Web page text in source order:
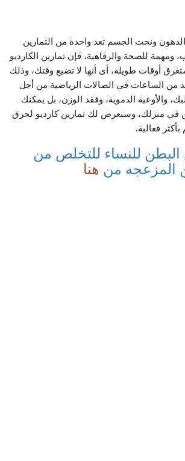
ونحت الجسم تعد واحدة من التمارين
ومهمة للصحة والرفاهية، فإن تمارين الكارديو
أوقات طويلة، أى أنها لا تضيع وقتك، وذلك
من الساعات في الصالات الرياضية من أجل
والأوعية الدموية، وفقد الوزن، بل يمكنك
في منزلك، وسنعرض لك تمارين كارديو لحرق
فعالية.
للنساء للتخلص من
المزعجه من هنا